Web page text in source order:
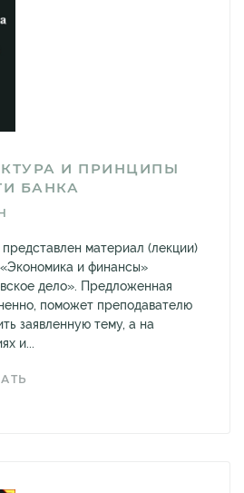
И ПРИНЦИПЫ
БАНКА
материал (лекции)
и финансы»
дело». Предложенная
поможет преподавателю
заявленную тему, а на
и...